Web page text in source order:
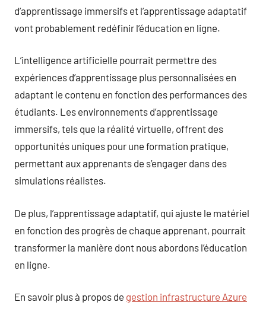
d’apprentissage immersifs et l’apprentissage adaptatif
vont probablement redéfinir l’éducation en ligne.
L’intelligence artificielle pourrait permettre des
expériences d’apprentissage plus personnalisées en
adaptant le contenu en fonction des performances des
étudiants. Les environnements d’apprentissage
immersifs, tels que la réalité virtuelle, offrent des
opportunités uniques pour une formation pratique,
permettant aux apprenants de s’engager dans des
simulations réalistes.
De plus, l’apprentissage adaptatif, qui ajuste le matériel
en fonction des progrès de chaque apprenant, pourrait
transformer la manière dont nous abordons l’éducation
en ligne.
En savoir plus à propos de gestion infrastructure Azure